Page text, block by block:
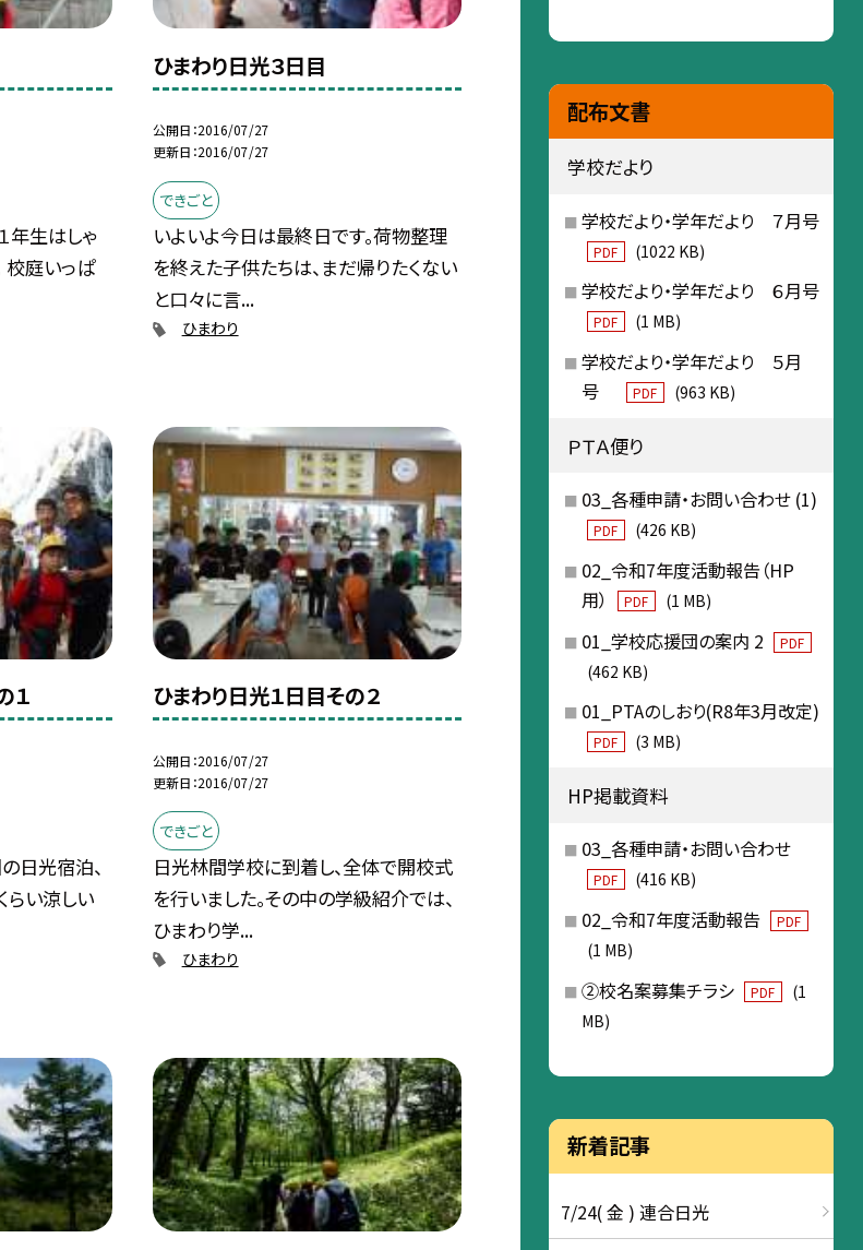
年生はしゃ
校庭いっぱ
ひまわり日光３日目
公開日 2016/07/27
更新日 2016/07/27
できごと
いよいよ今日は最終日です。荷物整理
を終えた子供たちは、まだ帰りたくない
と口々に言...
ひまわり
１
日光宿泊、
らい涼しい
ひまわり日光１日目その２
公開日 2016/07/27
更新日 2016/07/27
できごと
日光林間学校に到着し、全体で開校式
を行いました。その中の学級紹介では、
ひまわり学...
ひまわり
配布文書
学校だより
学校だより・学年だより ７月号
PDF (1022 KB)
学校だより・学年だより ６月号
PDF (1 MB)
学校だより・学年だより ５月
号
PDF (963 KB)
ＰＴＡ便り
03_各種申請・お問い合わせ (1)
PDF (426 KB)
02_令和7年度活動報告（HP
用）
PDF (1 MB)
01_学校応援団の案内 2 PDF
(462 KB)
01_PTAのしおり(R8年3月改定)
PDF (3 MB)
HP掲載資料
03_各種申請・お問い合わせ
PDF (416 KB)
02_令和7年度活動報告 PDF
(1 MB)
②校名案募集チラシ PDF
(1
MB)
新着記事
7/24( 金 ) 連合日光